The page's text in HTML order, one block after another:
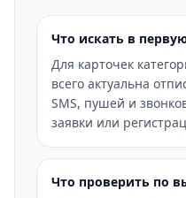
Что искать в
Для карточек
всего актуальна
SMS, пушей и
заявки или
Что проверить по